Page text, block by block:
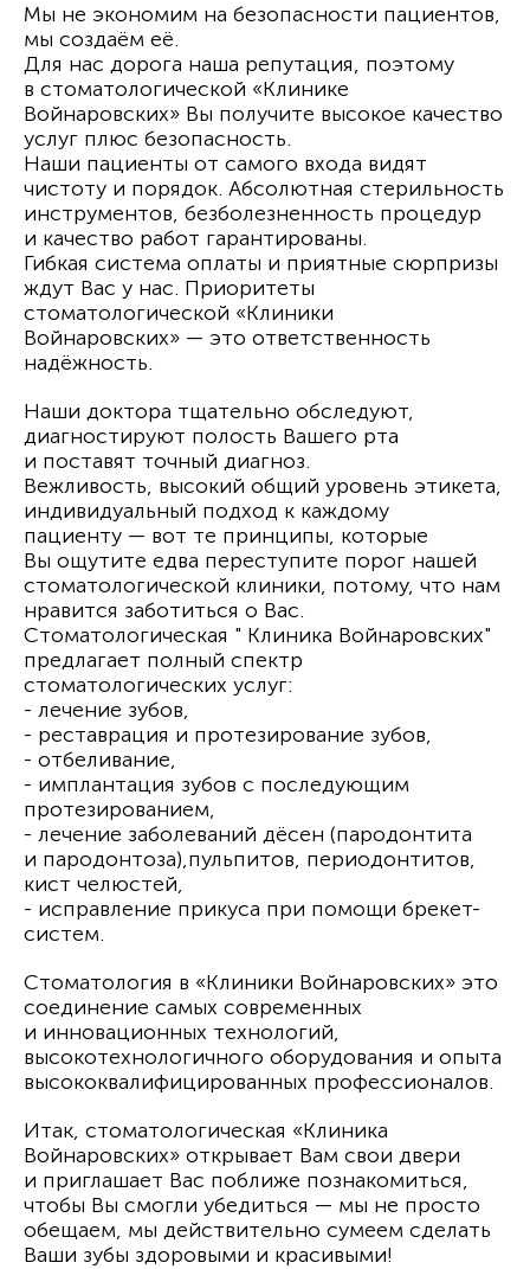
Мы не экономим на безопасности пациентов,
мы создаём её.
Для нас дорога наша репутация, поэтому
в стоматологической «Клинике
Войнаровских» Вы получите высокое качество
услуг плюс безопасность.
Наши пациенты от самого входа видят
чистоту и порядок. Абсолютная стерильность
инструментов, безболезненность процедур
и качество работ гарантированы.
Гибкая система оплаты и приятные сюрпризы
ждут Вас у нас. Приоритеты
стоматологической «Клиники
Войнаровских» — это ответственность
надёжность.
Наши доктора тщательно обследуют,
диагностируют полость Вашего рта
и поставят точный диагноз.
Вежливость, высокий общий уровень этикета,
индивидуальный подход к каждому
пациенту — вот те принципы, которые
Вы ощутите едва переступите порог нашей
стоматологической клиники, потому, что нам
нравится заботиться о Вас.
Стоматологическая " Клиника Войнаровских"
предлагает полный спектр
стоматологических услуг:
- лечение зубов,
- реставрация и протезирование зубов,
- отбеливание,
- имплантация зубов с последующим
протезированием,
- лечение заболеваний дёсен (пародонтита
и пародонтоза),пульпитов, периодонтитов,
кист челюстей,
- исправление прикуса при помощи брекет-
систем.
Стоматология в «Клиники Войнаровских» это
соединение самых современных
и инновационных технологий,
высокотехнологичного оборудования и опыта
высококвалифицированных профессионалов.
Итак, стоматологическая «Клиника
Войнаровских» открывает Вам свои двери
и приглашает Вас поближе познакомиться,
чтобы Вы смогли убедиться — мы не просто
обещаем, мы действительно сумеем сделать
Ваши зубы здоровыми и красивыми!